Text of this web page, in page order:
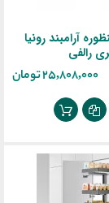
آرامبند رونیا
رالفی
‎25,808,000 تومان